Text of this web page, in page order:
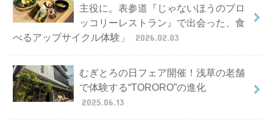
主役に。表参道『じゃないほうのブロ
ッコリーレストラン』で出会った、食
べるアップサイクル体験」
2026.02.03
むぎとろの日フェア開催！浅草の老舗
で体験する“TORORO”の進化
2025.06.13